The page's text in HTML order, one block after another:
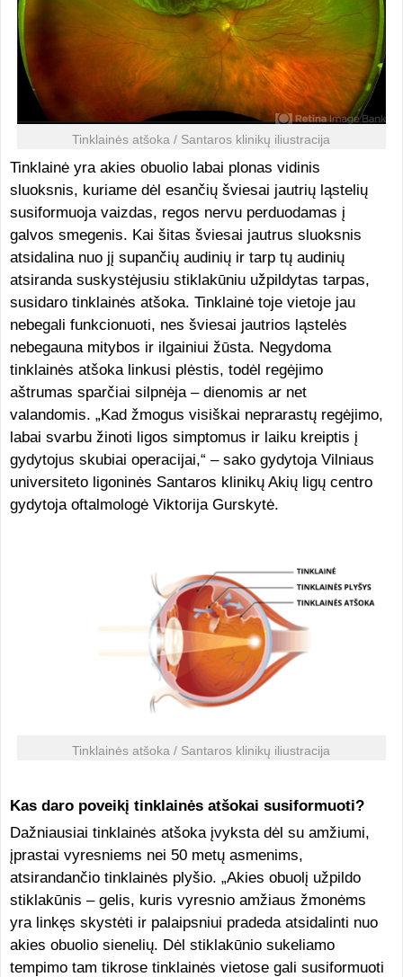
Tinklainės atšoka / Santaros klinikų iliustracija
Tinklainė yra akies obuolio labai plonas vidinis
sluoksnis, kuriame dėl esančių šviesai jautrių ląstelių
susiformuoja vaizdas, regos nervu perduodamas į
galvos smegenis. Kai šitas šviesai jautrus sluoksnis
atsidalina nuo jį supančių audinių ir tarp tų audinių
atsiranda suskystėjusiu stiklakūniu užpildytas tarpas,
susidaro tinklainės atšoka. Tinklainė toje vietoje jau
nebegali funkcionuoti, nes šviesai jautrios ląstelės
nebegauna mitybos ir ilgainiui žūsta. Negydoma
tinklainės atšoka linkusi plėstis, todėl regėjimo
aštrumas sparčiai silpnėja – dienomis ar net
valandomis. „Kad žmogus visiškai neprarastų regėjimo,
labai svarbu žinoti ligos simptomus ir laiku kreiptis į
gydytojus skubiai operacijai,“ – sako gydytoja Vilniaus
universiteto ligoninės Santaros klinikų Akių ligų centro
gydytoja oftalmologė Viktorija Gurskytė.
Tinklainės atšoka / Santaros klinikų iliustracija
Kas daro poveikį tinklainės atšokai susiformuoti?
Dažniausiai tinklainės atšoka įvyksta dėl su amžiumi,
įprastai vyresniems nei 50 metų asmenims,
atsirandančio tinklainės plyšio. „Akies obuolį užpildo
stiklakūnis – gelis, kuris vyresnio amžiaus žmonėms
yra linkęs skystėti ir palaipsniui pradeda atsidalinti nuo
akies obuolio sienelių. Dėl stiklakūnio sukeliamo
tempimo tam tikrose tinklainės vietose gali susiformuoti